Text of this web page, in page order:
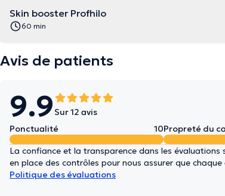
Skin booster Profhilo
60 min
Avis de patients
9.9 Sur 12 avis
Ponctualité
10Propreté du
La confiance et la transparence dans les
en place des contrôles pour nous assurer que
Politique des évaluations